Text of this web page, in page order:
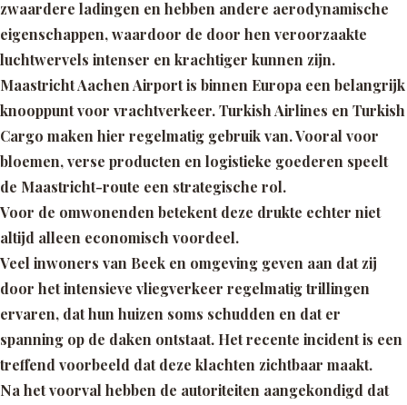
zwaardere ladingen en hebben andere aerodynamische
eigenschappen, waardoor de door hen veroorzaakte
luchtwervels intenser en krachtiger kunnen zijn.
Maastricht Aachen Airport is binnen Europa een belangrijk
knooppunt voor vrachtverkeer. Turkish Airlines en Turkish
Cargo maken hier regelmatig gebruik van. Vooral voor
bloemen, verse producten en logistieke goederen speelt
de Maastricht-route een strategische rol.
Voor de omwonenden betekent deze drukte echter niet
altijd alleen economisch voordeel.
Veel inwoners van Beek en omgeving geven aan dat zij
door het intensieve vliegverkeer regelmatig trillingen
ervaren, dat hun huizen soms schudden en dat er
spanning op de daken ontstaat. Het recente incident is een
treffend voorbeeld dat deze klachten zichtbaar maakt.
Na het voorval hebben de autoriteiten aangekondigd dat